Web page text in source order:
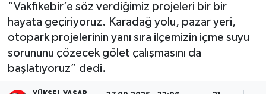
“Vakfıkebir’e söz verdiğimiz projeleri bir bir
hayata geçiriyoruz. Karadağ yolu, pazar yeri,
otopark projelerinin yanı sıra ilçemizin içme suyu
sorununu çözecek gölet çalışmasını da
başlatıyoruz” dedi.
Tüm Manşetler
Son Dakika Haberleri